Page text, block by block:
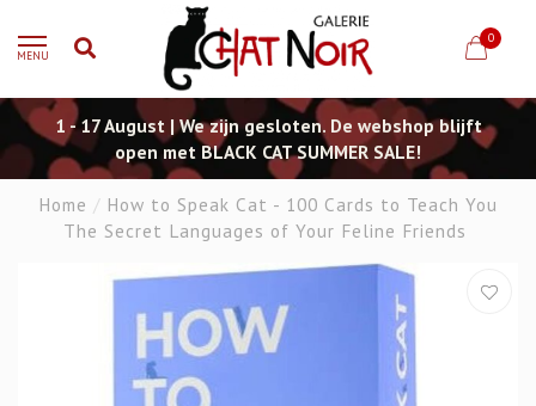
MENU
0
1 - 17 August | We zijn gesloten. De webshop blijft
open met BLACK CAT SUMMER SALE!
Home / How to Speak Cat - 100 Cards to Teach You
The Secret Languages of Your Feline Friends